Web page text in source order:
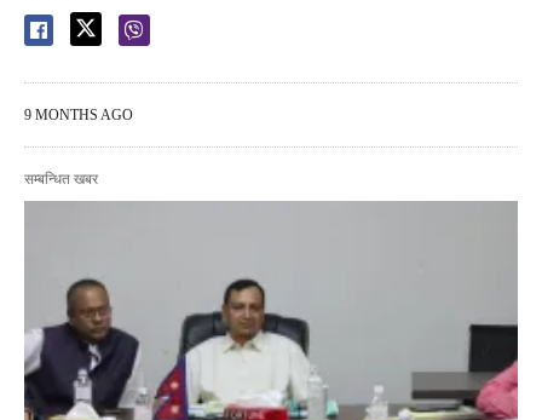
9 MONTHS AGO
सम्बन्धित खबर